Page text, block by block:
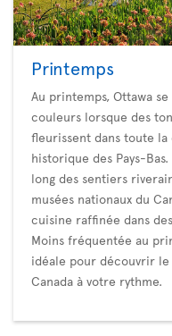
Printemps
Au printemps, Ottawa
couleurs lorsque des
fleurissent dans toute la
historique des Pays-
long des sentiers
musées nationaux du
cuisine raffinée dans
Moins fréquentée au
idéale pour découvrir
Canada à votre rythme.